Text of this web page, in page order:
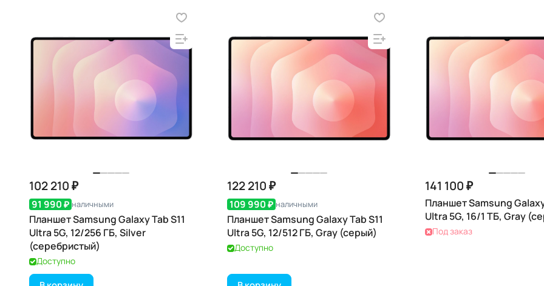
102 210 ₽
91 990 ₽ наличными
Планшет Samsung Galaxy Tab S11
Ultra 5G, 12/256 ГБ, Silver
(серебристый)
Доступно
122 210 ₽
109 990 ₽ наличными
Планшет Samsung Galaxy Tab S11
Ultra 5G, 12/512 ГБ, Gray (серый)
Доступно
141 100 ₽
Планшет Samsung Galaxy
Ultra 5G, 16/1 ТБ, Gray
Под заказ